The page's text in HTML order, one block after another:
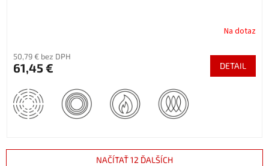
Na dotaz
50,79 € bez DPH
61,45 € DETAIL
NAČÍTAŤ 12 ĎALŠÍCH